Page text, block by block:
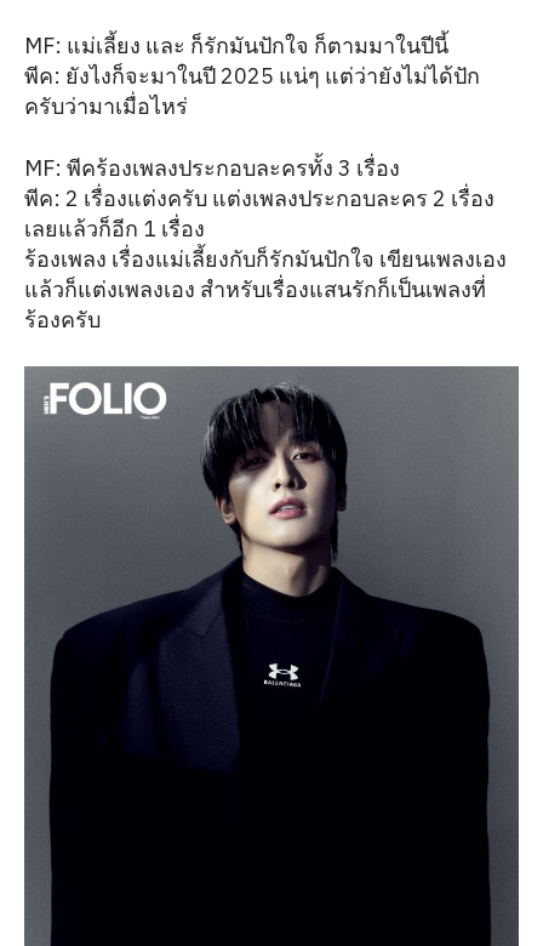
MF: แม่เลี้ยง และ ก็รักมันปักใจ ก็ตามมาในปีนี้
พีค: ยังไงก็จะมาในปี 2025 แน่ๆ แต่ว่ายังไม่ได้ปัก
ครับว่ามาเมื่อไหร่
MF: พีคร้องเพลงประกอบละครทั้ง 3 เรื่อง
พีค: 2 เรื่องแต่งครับ แต่งเพลงประกอบละคร 2 เรื่อง
เลยแล้วก็อีก 1 เรื่อง
ร้องเพลง เรื่องแม่เลี้ยงกับก็รักมันปักใจ เขียนเพลงเอง
แล้วก็แต่งเพลงเอง สำหรับเรื่องแสนรักก็เป็นเพลงที่
ร้องครับ